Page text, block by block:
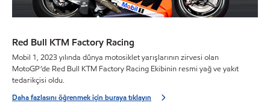
Red Bull KTM Factory Racing
Mobil 1, 2023 yılında dünya motosiklet yarışlarının zirvesi olan
MotoGP’de Red Bull KTM Factory Racing Ekibinin resmi yağ ve yakıt
tedarikçisi oldu.
Daha fazlasını öğrenmek için buraya tıklayın